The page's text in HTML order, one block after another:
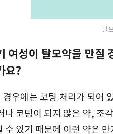
탈
여성이 탈모약을 만질
요?
경우에는 코팅 처리가 되어
나 코팅이 되지 않은 약, 조
수 있기 때문에 이런 약은